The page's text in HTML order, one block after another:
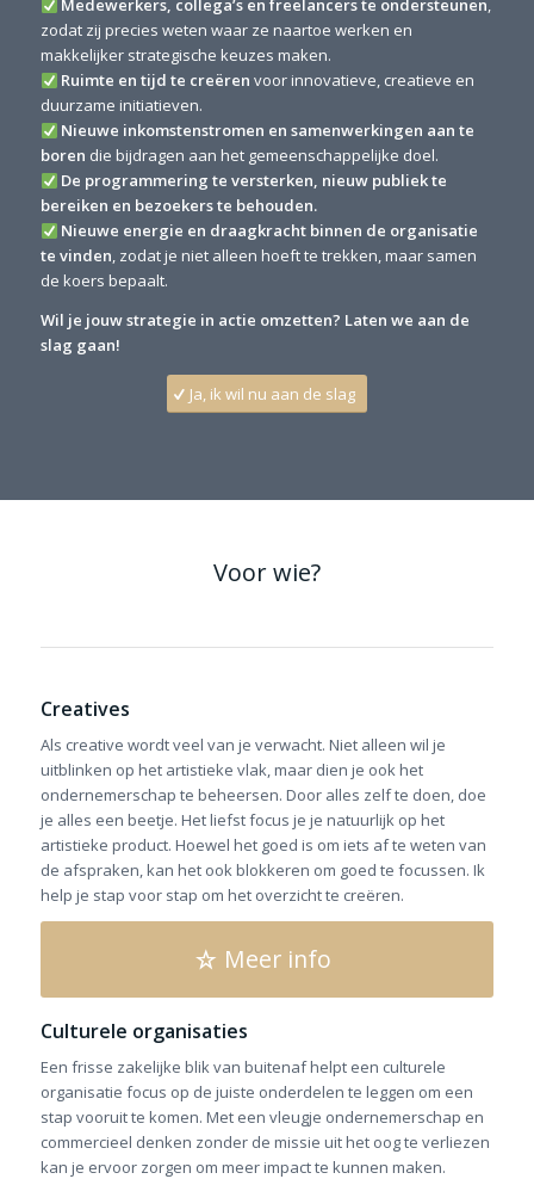
Medewerkers, collega’s en freelancers te ondersteunen,
zodat zij precies weten waar ze naartoe werken en
makkelijker strategische keuzes maken.
Ruimte en tijd te creëren voor innovatieve, creatieve en
duurzame initiatieven.
Nieuwe inkomstenstromen en samenwerkingen aan te
boren die bijdragen aan het gemeenschappelijke doel.
De programmering te versterken, nieuw publiek te
bereiken en bezoekers te behouden.
Nieuwe energie en draagkracht binnen de organisatie
te vinden, zodat je niet alleen hoeft te trekken, maar samen
de koers bepaalt.
Wil je jouw strategie in actie omzetten? Laten we aan de
slag gaan!
Ja, ik wil nu aan de slag
Voor wie?
Creatives
Als creative wordt veel van je verwacht. Niet alleen wil je
uitblinken op het artistieke vlak, maar dien je ook het
ondernemerschap te beheersen. Door alles zelf te doen, doe
je alles een beetje. Het liefst focus je je natuurlijk op het
artistieke product. Hoewel het goed is om iets af te weten van
de afspraken, kan het ook blokkeren om goed te focussen. Ik
help je stap voor stap om het overzicht te creëren.
Meer info
Culturele organisaties
Een frisse zakelijke blik van buitenaf helpt een culturele
organisatie focus op de juiste onderdelen te leggen om een
stap vooruit te komen. Met een vleugje ondernemerschap en
commercieel denken zonder de missie uit het oog te verliezen
kan je ervoor zorgen om meer impact te kunnen maken.